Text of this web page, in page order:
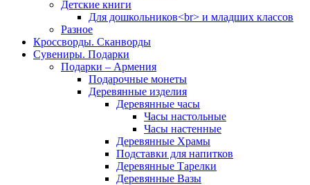
Детские книги
Для дошкольников<br> и младших классов
Разное
Кроссворды. Сканворды
Сувениры. Подарки
Подарки – Армения
Подарочные монеты
Деревянные изделия
Деревянные часы
Часы настольные
Часы настенные
Деревянные Храмы
Подставки для напитков
Деревянные Тарелки
Деревянные Вазы